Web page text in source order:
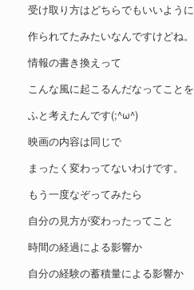
受け取り方はどちらでもいいように
作られてたみたいなんですけどね。
情報の書き換えって
こんな風に起こるんだなってことを
ふと考えたんです(;^ω^)
映画の内容は同じで
まったく変わってないわけです。
もう一度なぞってみたら
自分の見方が変わったってこと
時間の経過による影響か
自分の経験の蓄積量による影響か